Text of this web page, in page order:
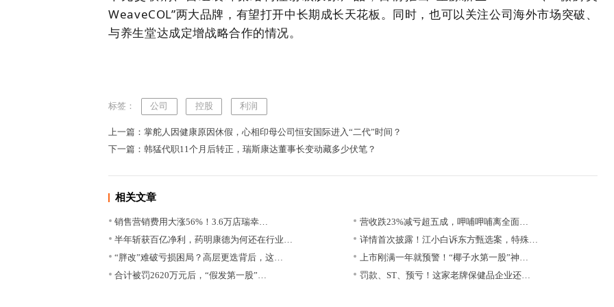
WeaveCOL”两大品牌，有望打开中长期成长天花板。同时，也可以关注公司海外市场突破、
与养生堂达成定增战略合作的情况。
标签： 公司 控股 利润
上一篇：掌舵人因健康原因休假，心相印母公司恒安国际进入“二代”时间？
下一篇：韩猛代职11个月后转正，瑞斯康达董事长变动藏多少伏笔？
相关文章
销售营销费用大涨56%！3.6万店瑞幸…
营收跌23%减亏超五成，呷哺呷哺离全面…
半年斩获百亿净利，药明康德为何还在行业…
详情首次披露！江小白诉东方甄选案，特殊…
“胖改”难破亏损困局？高层更迭背后，这…
上市刚满一年就预警！“椰子水第一股”神…
合计被罚2620万元后，“假发第一股”…
罚款、ST、预亏！这家老牌保健品企业还…